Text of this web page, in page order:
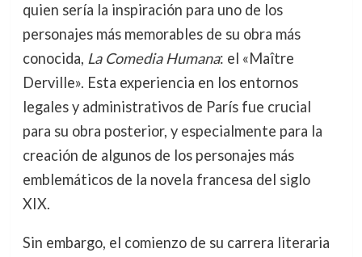
quien sería la inspiración para uno de los
personajes más memorables de su obra más
conocida, La Comedia Humana: el «Maître
Derville». Esta experiencia en los entornos
legales y administrativos de París fue crucial
para su obra posterior, y especialmente para la
creación de algunos de los personajes más
emblemáticos de la novela francesa del siglo
XIX.
Sin embargo, el comienzo de su carrera literaria